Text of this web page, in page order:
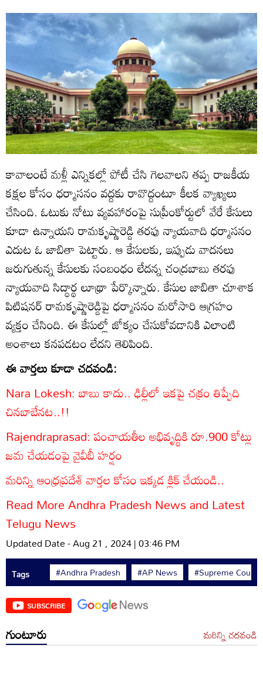
కావాలంటే మళ్లీ ఎన్నికల్లో పోటీ చేసి గెలవాలని తప్ప రాజకీయ
కక్షల కోసం ధర్మాసనం వద్దకు రావొద్దంటూ కీలక వ్యాఖ్యలు
చేసింది. ఓటుకు నోటు వ్యవహారంపై సుప్రీంకోర్టులో వేరే కేసులు
కూడా ఉన్నాయని రామకృష్ణారెడ్డి తరఫు న్యాయవాది ధర్మాసనం
ఎదుట ఓ జాబితా పెట్టారు. ఆ కేసులకు, ఇప్పుడు వాదనలు
జరుగుతున్న కేసులకు సంబంధం లేదన్న చంద్రబాబు తరఫు
న్యాయవాది సిద్ధార్థ లూథ్రా పేర్కొన్నారు. కేసుల జాబితా చూశాక
పిటిషనర్‌ రామకృష్ణారెడ్డిపై ధర్మాసనం మరోసారి ఆగ్రహం
వ్యక్తం చేసింది. ఈ కేసుల్లో జోక్యం చేసుకోవడానికి ఎలాంటి
అంశాలు కనపడటం లేదని తెలిపింది.
ఈ వార్తలు కూడా చదవండి:
Nara Lokesh: బాబు కాదు.. ఢిల్లీలో ఇకపై చక్రం తిప్పేది
చినబాబేనట..!!
Rajendraprasad: పంచాయతీల అభివృద్ధికి రూ.900 కోట్లు
జమ చేయడంపై వైవీబీ హర్షం
మరిన్ని ఆంధ్రప్రదేశ్ వార్తల కోసం ఇక్కడ క్లిక్ చేయండి..
Read More Andhra Pradesh Newsand Latest
Telugu News
Updated Date - Aug 21 , 2024 | 03:46 PM
Tags #Andhra Pradesh #AP News #Supreme Court
SUBSCRIBE
గుంటూరు మరిన్ని చదవండి